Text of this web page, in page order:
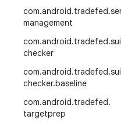
com.android.tradefed.
management
com.android.tradefed.
checker
com.android.tradefed.
checker.baseline
com.android.tradefed.
targetprep